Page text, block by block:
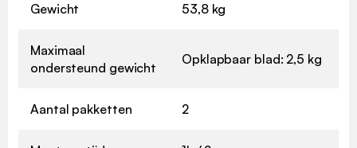
Gewicht 53,8 kg
Maximaal
ondersteund gewicht
Opklapbaar blad: 2,5 kg
Aantal pakketten 2